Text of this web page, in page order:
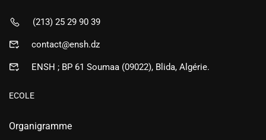
(213) 25 29 90 39
contact@ensh.dz
ENSH ; BP 61 Soumaa (09022), Blida, Algérie.
ECOLE
Organigramme